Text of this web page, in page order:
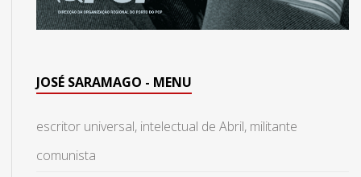
JOSÉ SARAMAGO - MENU
escritor universal, intelectual de Abril, militante
comunista